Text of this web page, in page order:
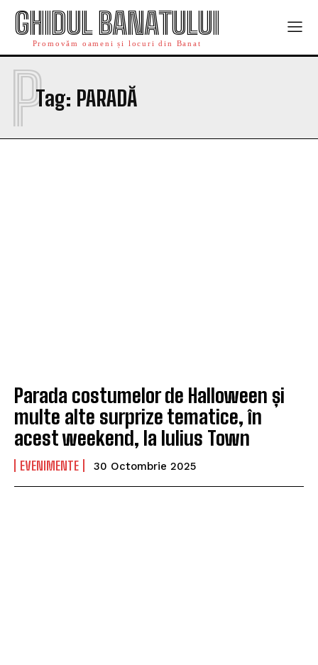
GHIDUL BANATULUI
Promovăm oameni și locuri din Banat
Tag: PARADĂ
P
Parada costumelor de Halloween și
multe alte surprize tematice, în
acest weekend, la Iulius Town
EVENIMENTE 30 Octombrie 2025